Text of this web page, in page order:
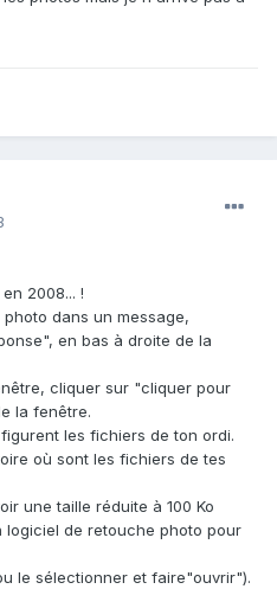
2008... !
dans un message,
en bas à droite de la
cliquer sur "cliquer pour
la fenêtre.
les fichiers de ton ordi.
où sont les fichiers de tes
une taille réduite à 100 Ko
de retouche photo pour
le sélectionner et faire"ouvrir").